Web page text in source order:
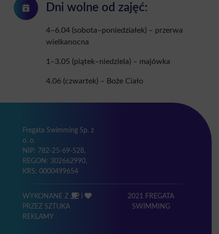
Dni wolne od zajęć:
4–6.04 (sobota–poniedziałek) – przerwa
wielkanocna
1–3.05 (piątek–niedziela) – majówka
4.06 (czwartek) – Boże Ciało
Fregata Swimming Sp. z
o. o.
NIP: 782-25-69-528,
REGON: 302662990,
KRS: 0000499654
WYKONANE Z
i
PRZEZ SZTUKA
REKLAMY
2021 FREGATA
SWIMMING